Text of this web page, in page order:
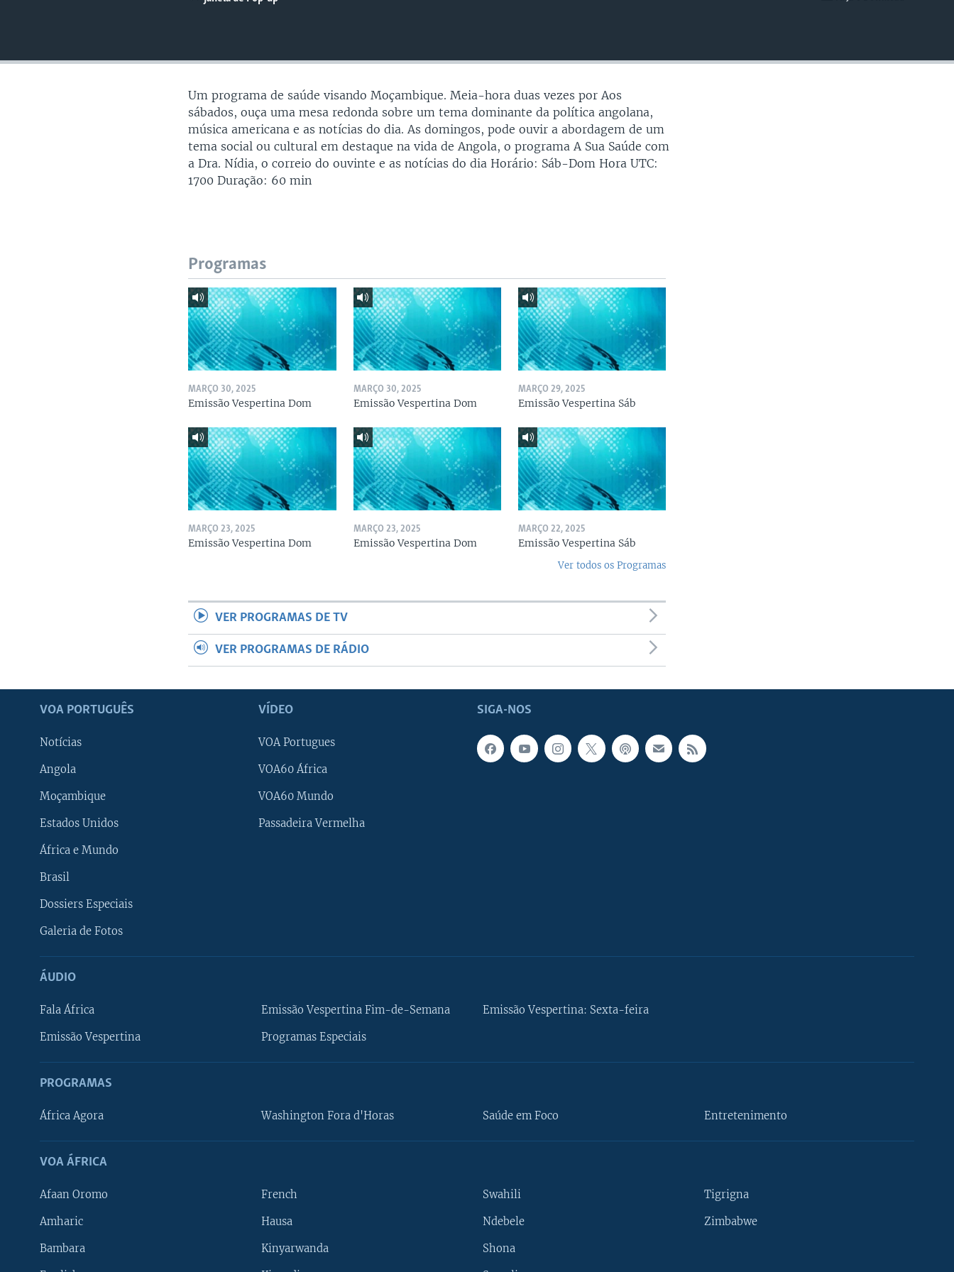
Um programa de saúde visando Moçambique. Meia-hora duas vezes por Aos
sábados, ouça uma mesa redonda sobre um tema dominante da política angolana,
música americana e as notícias do dia. As domingos, pode ouvir a abordagem de um
tema social ou cultural em destaque na vida de Angola, o programa A Sua Saúde com
a Dra. Nídia, o correio do ouvinte e as notícias do dia Horário: Sáb-Dom Hora UTC:
1700 Duração: 60 min
Programas
MARÇO 30, 2025
Emissão Vespertina Dom
MARÇO 30, 2025
Emissão Vespertina Dom
MARÇO 29, 2025
Emissão Vespertina Sáb
MARÇO 23, 2025
Emissão Vespertina Dom
MARÇO 23, 2025
Emissão Vespertina Dom
MARÇO 22, 2025
Emissão Vespertina Sáb
Ver todos os Programas
VER PROGRAMAS DE TV
VER PROGRAMAS DE RÁDIO
SIGA-NOS
VOA PORTUGUÊS
Notícias
Angola
Moçambique
Estados Unidos
África e Mundo
Brasil
Dossiers Especiais
Galeria de Fotos
VÍDEO
VOA Portugues
VOA60 África
VOA60 Mundo
Passadeira Vermelha
ÁUDIO
Fala África
Emissão Vespertina
Emissão Vespertina Fim-de-Semana
Programas Especiais
Emissão Vespertina: Sexta-feira
PROGRAMAS
África Agora Washington Fora d'Horas Saúde em Foco Entretenimento
VOA ÁFRICA
Afaan Oromo
Amharic
Bambara
French
Hausa
Kinyarwanda
Swahili
Ndebele
Shona
Tigrigna
Zimbabwe